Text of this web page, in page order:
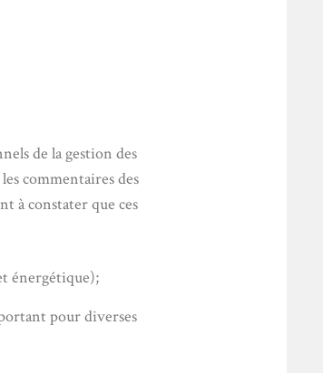
de la gestion des
commentaires des
à constater que ces
énergétique);
pour diverses